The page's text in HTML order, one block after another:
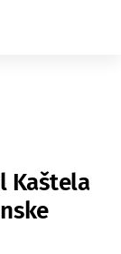
Kaštela